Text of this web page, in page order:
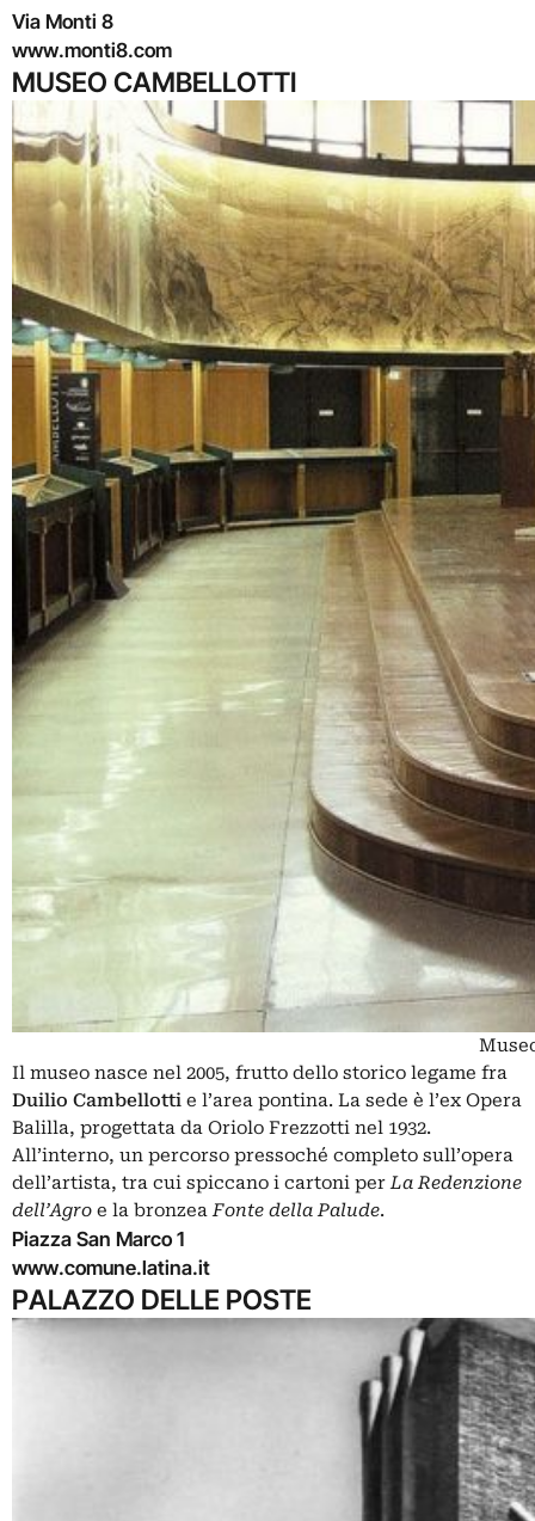
Via Monti 8
www.monti8.com
MUSEO CAMBELLOTTI
Il museo nasce nel 2005, frutto dello storico legame fra
Duilio Cambellotti e l’area pontina. La sede è l’ex Opera
Balilla, progettata da Oriolo Frezzotti nel 1932.
All’interno, un percorso pressoché completo sull’opera
dell’artista, tra cui spiccano i cartoni perLa Redenzione
dell’Agro e la bronzeaFonte della Palude.
Piazza San Marco 1
www.comune.latina.it
PALAZZO DELLE POSTE